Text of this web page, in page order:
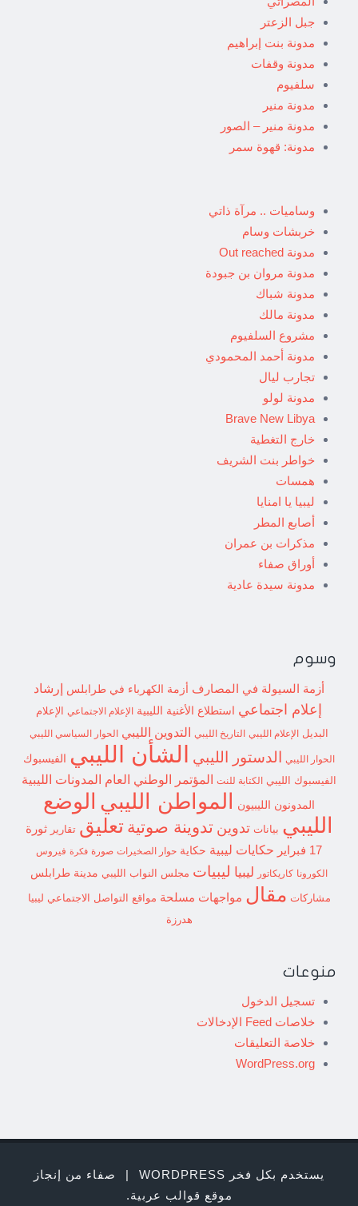
جبل الزعتر
مدونة بنت إبراهيم
مدونة وقفات
سلفيوم
مدونة منير
مدونة منير – الصور
مدونة: قهوة سمر
وساميات .. مرآة ذاتي
خربشات وسام
مدونة Out reached
مدونة مروان بن جبودة
مدونة شباك
مدونة مالك
مشروع السلفيوم
مدونة أحمد المحمودي
تجارب ليال
مدونة لولو
Brave New Libya
خارج التغطية
خواطر بنت الشريف
همسات
ليبيا يا امنايا
أصابع المطر
مذكرات بن عمران
أوراق صفاء
مدونة سيدة عادية
وسوم
أزمة السيولة في المصارف أزمة الكهرباء في طرابلس إرشاد
إعلام اجتماعي استطلاع الأغنية الليبية الإعلام الاجتماعي
الإعلام
البديل
الإعلام الليبي التاريخ الليبي التدوين الليبي الحوار السياسي الليبي
الحوار الليبي الدستور الليبي الشأن الليبي الفيسبوك
الفيسبوك الليبي الكتابة للنت المؤتمر الوطني العام المدونات الليبية
المدونون الليبيون المواطن الليبي الوضع
الليبي بيانات تدوين تدوينة صوتية تعليق تقارير
ثورة
17 فبراير
حكايات ليبية حكاية حوار الصخيرات صورة فكرة فيروس
الكورونا كاريكاتور ليبيا ليبيات مجلس النواب الليبي مدينة طرابلس
مشاركات مقال مواجهات مسلحة مواقع التواصل الاجتماعي ليبيا
هدرزة
منوعات
تسجيل الدخول
خلاصات Feed الإدخالات
خلاصة التعليقات
WordPress.org
يستخدم بكل فخر WORDPRESS |
صفاء من إنجاز
موقع قوالب عربية.